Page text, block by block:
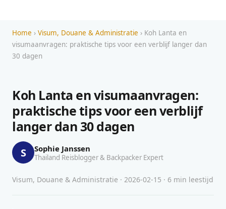
Home › Visum, Douane & Administratie › Koh Lanta en
visumaanvragen: praktische tips voor een verblijf langer dan
30 dagen
Koh Lanta en visumaanvragen:
praktische tips voor een verblijf
langer dan 30 dagen
S Sophie Janssen
Thailand Reisblogger & Backpacker Expert
Visum, Douane & Administratie · 2026-02-15 · 6 min leestijd